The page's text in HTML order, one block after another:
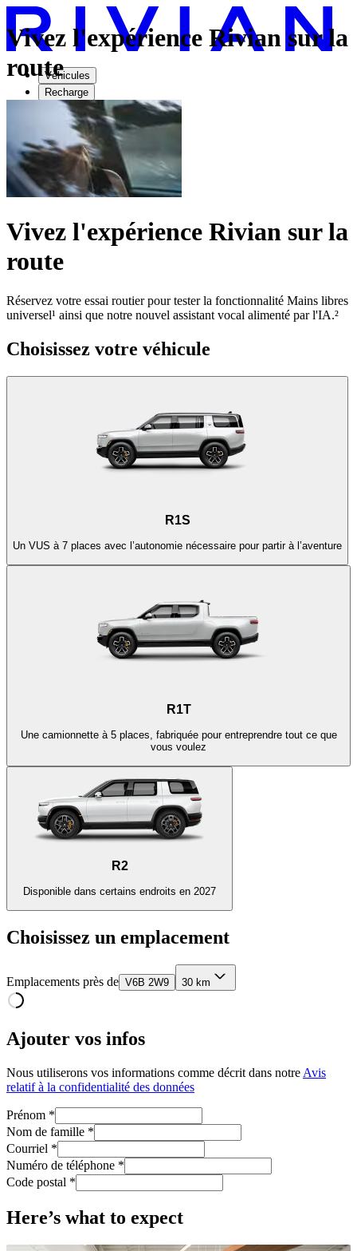
Véhicules
Recharge
Technologie
Découvrir
Essai routier
Vivez l'expérience Rivian sur la
route
Vivez l'expérience Rivian sur la
route
Réservez votre essai routier pour tester la fonctionnalité Mains libres
universel¹ ainsi que notre nouvel assistant vocal alimenté par l'IA.²
Choisissez votre véhicule
R1S
Un VUS à 7 places avec l’autonomie nécessaire pour partir à l’aventure
R1T
Une camionnette à 5 places, fabriquée pour entreprendre tout ce que
vous voulez
R2
Disponible dans certains endroits en 2027
Choisissez un emplacement
Emplacements près de V6B 2W9 30 km
Ajouter vos infos
Nous utiliserons vos informations comme décrit dans notre Avis
relatif à la confidentialité des données
Prénom *
Nom de famille *
Courriel *
Numéro de téléphone *
Code postal *
Here’s what to expect